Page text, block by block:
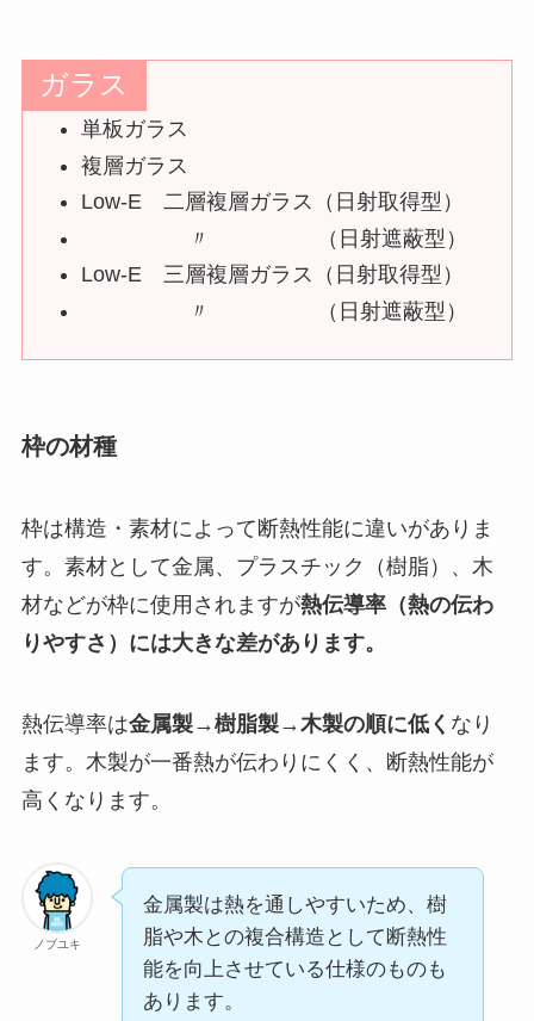
ガラス
単板ガラス
複層ガラス
Low-E 二層複層ガラス（日射取得型）
〃 （日射遮蔽型）
Low-E 三層複層ガラス（日射取得型）
〃 （日射遮蔽型）
枠の材種
枠は構造・素材によって断熱性能に違いがありま
す。素材として金属、プラスチック（樹脂）、木
材などが枠に使用されますが熱伝導率（熱の伝わ
りやすさ）には大きな差があります。
熱伝導率は金属製→樹脂製→木製の順に低く なり
ます。木製が一番熱が伝わりにくく、断熱性能が
高くなります。
ノブユキ
金属製は熱を通しやすいため、樹
脂や木との複合構造として断熱性
能を向上させている仕様のものも
あります。